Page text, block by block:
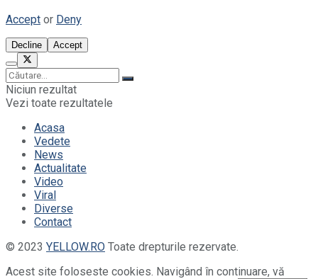
Accept or Deny
Decline Accept
Niciun rezultat
Vezi toate rezultatele
Acasa
Vedete
News
Actualitate
Video
Viral
Diverse
Contact
© 2023 YELLOW.RO Toate drepturile rezervate.
Acest site foloseste cookies. Navigând în continuare, vă